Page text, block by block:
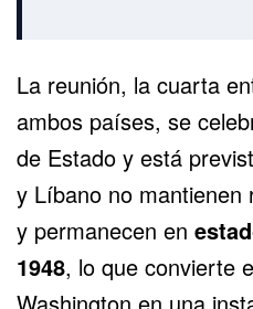
La reunión, la cuarta
ambos países, se
de Estado y está
y Líbano no mantienen
y permanecen en
1948, lo que convierte